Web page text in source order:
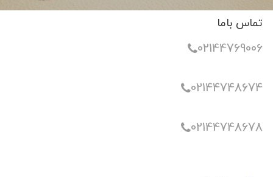
تماس باما
02144769006
02144748674
02144748678